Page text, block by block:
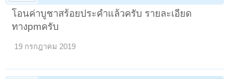
โอนค่าบูชาสร้อยประคำแล้วครับ รายละเอียด
ทางpmครับ
19 กรกฎาคม 2019